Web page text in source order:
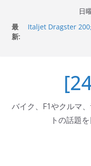
日
最
新:
Italjet Dragster 200
器エフェクターが
Italjet Dragster 200
コーナリングが楽し
バイク、F1やクルマ
トの話題